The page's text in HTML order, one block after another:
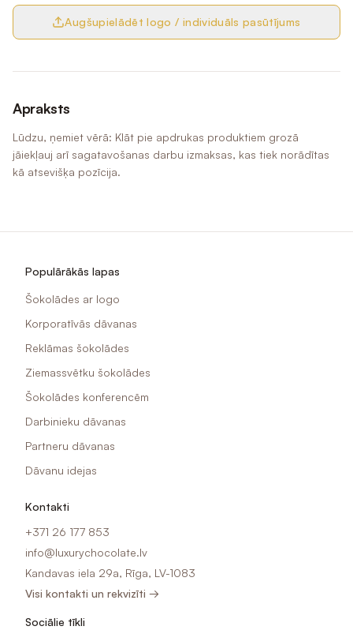
Augšupielādēt logo / individuāls pasūtījums
Apraksts
Lūdzu, ņemiet vērā: Klāt pie apdrukas produktiem grozā
jāiekļauj arī sagatavošanas darbu izmaksas, kas tiek norādītas
kā atsevišķa pozīcija.
Populārākās lapas
Šokolādes ar logo
Korporatīvās dāvanas
Reklāmas šokolādes
Ziemassvētku šokolādes
Šokolādes konferencēm
Darbinieku dāvanas
Partneru dāvanas
Dāvanu idejas
Kontakti
+371 26 177 853
info@luxurychocolate.lv
Kandavas iela 29a, Rīga, LV-1083
Visi kontakti un rekvizīti →
Sociālie tīkli